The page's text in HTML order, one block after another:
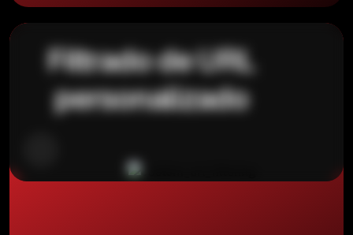
Filtrado de URL
personalizado